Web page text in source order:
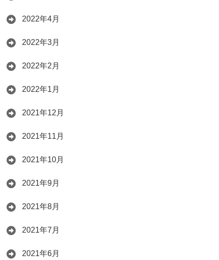
2022年4月
2022年3月
2022年2月
2022年1月
2021年12月
2021年11月
2021年10月
2021年9月
2021年8月
2021年7月
2021年6月